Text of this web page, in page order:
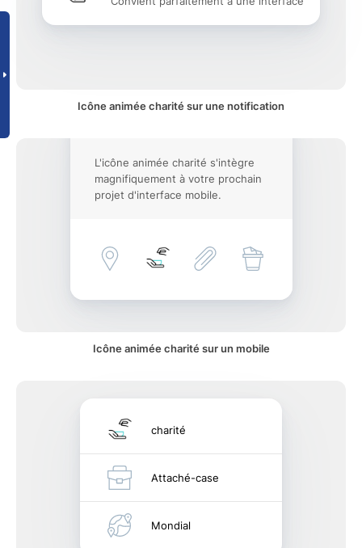
Icône animée charité sur une notification
L'icône animée charité s'intègre
magnifiquement à votre prochain
projet d'interface mobile.
Icône animée charité sur un mobile
charité
Attaché-case
Mondial